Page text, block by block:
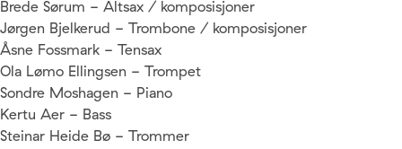
Brede Sørum - Altsax / komposisjoner
Jørgen Bjelkerud - Trombone / komposisjoner
Åsne Fossmark - Tensax
Ola Lømo Ellingsen - Trompet
Sondre Moshagen - Piano
Kertu Aer - Bass
Steinar Heide Bø - Trommer